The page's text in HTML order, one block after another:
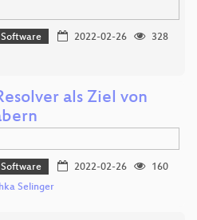
2022-02-26
328
als Ziel von
2022-02-26
160
Selinger